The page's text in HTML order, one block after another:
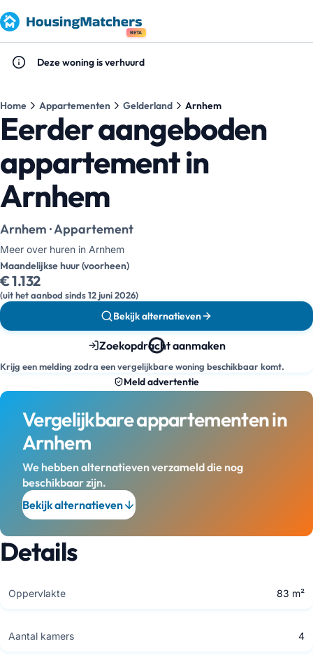
BETA
Deze woning is verhuurd
Home Appartementen Gelderland Arnhem
Eerder aangeboden
appartement in
Arnhem
Arnhem · Appartement
Meer over huren in Arnhem
Maandelijkse huur (voorheen)
€ 1.132
(uit het aanbod sinds 12 juni 2026)
Bekijk alternatieven
Zoekopdracht aanmaken
Krijg een melding zodra een vergelijkbare woning beschikbaar komt.
Meld advertentie
Vergelijkbare appartementen in
Arnhem
We hebben alternatieven verzameld die nog
beschikbaar zijn.
Bekijk alternatieven
Details
Oppervlakte 83 m²
Aantal kamers 4